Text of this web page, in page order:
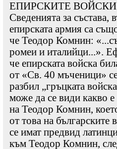
ЕПИРСКИТЕ ВОЙСКИ
Сведенията за състава,
епирската армия са
че Теодор Комнин:
ромеи и италийци...».
че епирската войска
от «Св. 40 мъченици»
разбил „гръцката
може да се види какво
на Теодор Комнин,
от това на българските
се имат предвид
към Теодор Комнин,